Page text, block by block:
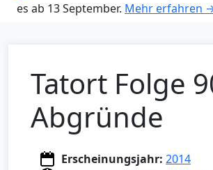
es ab 13 September. Mehr erfahren
Tatort Folge
Abgründe
Erscheinungsjahr: 2014